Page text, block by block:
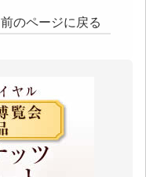
前のページに戻る